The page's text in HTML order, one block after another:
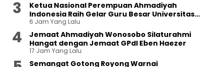
Ketua Nasional Perempuan Ahmadiyah
Indonesia Raih Gelar Guru Besar Universitas
Terbuka
6 Jam Yang Lalu
Jemaat Ahmadiyah Wonosobo Silaturahmi
Hangat dengan Jemaat GPdI Eben Haezer
17 Jam Yang Lalu
Semangat Gotong Royong Warnai